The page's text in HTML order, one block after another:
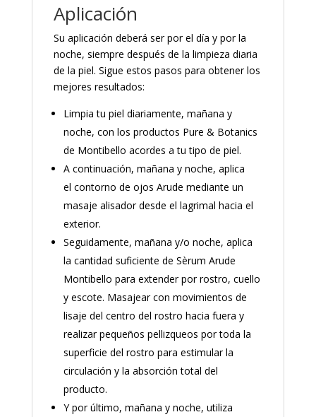
Aplicación
Su aplicación deberá ser por el día y por la
noche, siempre después de la limpieza diaria
de la piel. Sigue estos pasos para obtener los
mejores resultados:
Limpia tu piel diariamente, mañana y
noche, con los productos Pure & Botanics
de Montibello acordes a tu tipo de piel.
A continuación, mañana y noche, aplica
el contorno de ojos Arude mediante un
masaje alisador desde el lagrimal hacia el
exterior.
Seguidamente, mañana y/o noche, aplica
la cantidad suficiente de Sèrum Arude
Montibello para extender por rostro, cuello
y escote. Masajear con movimientos de
lisaje del centro del rostro hacia fuera y
realizar pequeños pellizqueos por toda la
superficie del rostro para estimular la
circulación y la absorción total del
producto.
Y por último, mañana y noche, utiliza